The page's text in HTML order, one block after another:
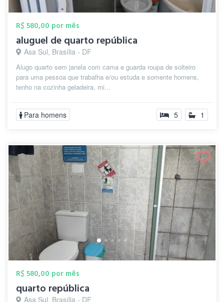
R$ 580,00 por mês
aluguel de quarto república
Asa Sul, Brasília - DF
Alugo quarto sem janela com cama e guarda roupa de solteiro
para uma pessoa que trabalha e/ou estuda e somente homens,
tenho na cozinha geladeira, mi...
Para homens 5 1
R$ 580,00 por mês
quarto república
Asa Sul, Brasília - DF